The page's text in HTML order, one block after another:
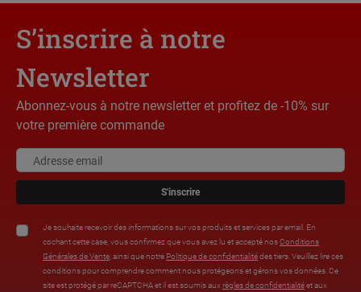
S’inscrire à notre
Newsletter
Abonnez-vous à notre newsletter et profitez de -10% sur
votre première commande
S'inscrire
Je souhaite recevoir des informations sur vos produits et services par email. En
cochant cette case, vous confirmez que vous avez lu et accepté nosConditions
Générales de Vente , ainsi que notre Politique de confidentialitédes tiers. Veuillez lire ces
conditions pour comprendre comment nous protégeons et gérons vos données. Ce
site est protégé par reCAPTCHA et il est soumis aux règles de confidentialitéet aux